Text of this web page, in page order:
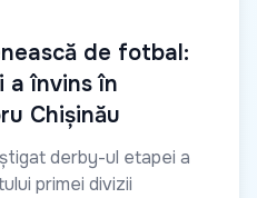
de fotbal:
a învins în
Chișinău
derby-ul etapei a
primei divizii